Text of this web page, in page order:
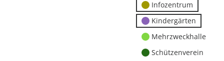
Infozentrum
Kindergärten
Mehrzweckhalle
Schützenverein